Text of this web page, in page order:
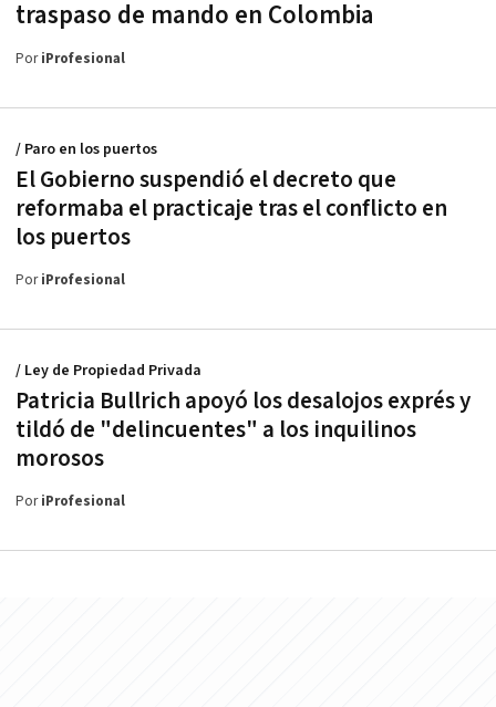
traspaso de mando en Colombia
PoriProfesional
El Gobierno suspendió el decreto que
reformaba el practicaje tras el conflicto en
los puertos
/ Paro en los puertos
PoriProfesional
Patricia Bullrich apoyó los desalojos exprés y
tildó de "delincuentes" a los inquilinos
morosos
/ Ley de Propiedad Privada
PoriProfesional